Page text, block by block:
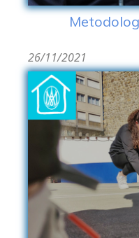
26/11/2021